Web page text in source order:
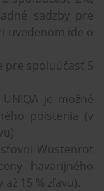
sadzby pre
uvedenom ide o
pre spoluúčasť 5
je možné
poistenia (v
Wüstenrot
havarijného
15 % zľavu).